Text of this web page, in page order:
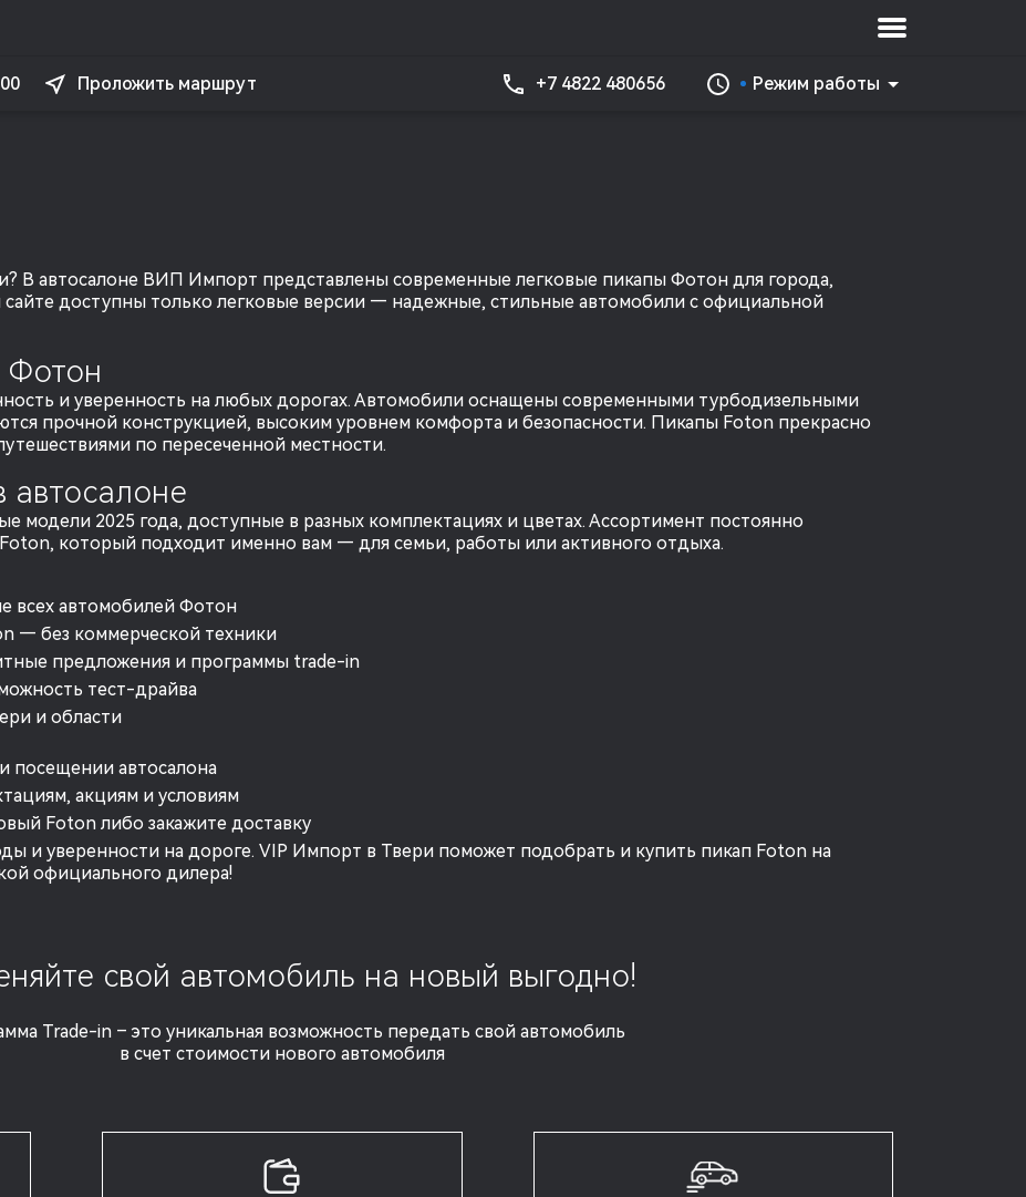
Проложить маршрут +7 4822 480656 Режим работы
В автосалоне ВИП Импорт представлены современные легковые пикапы Фотон для города,
доступны только легковые версии — надежные, стильные автомобили с официальной
и уверенность на любых дорогах. Автомобили оснащены современными турбодизельными
прочной конструкцией, высоким уровнем комфорта и безопасности. Пикапы Foton прекрасно
по пересеченной местности.
модели 2025 года, доступные в разных комплектациях и цветах. Ассортимент постоянно
который подходит именно вам — для семьи, работы или активного отдыха.
всех автомобилей Фотон
— без коммерческой техники
предложения и программы trade-in
тест-драйва
и области
посещении автосалона
акциям и условиям
Foton либо закажите доставку
и уверенности на дороге. VIP Импорт в Твери поможет подобрать и купить пикап Foton на
официального дилера!
свой автомобиль на новый выгодно!
Trade-in – это уникальная возможность передать свой автомобиль
в счет стоимости нового автомобиля